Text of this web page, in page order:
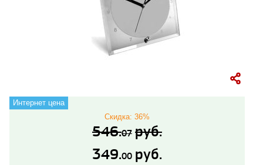
Интернет цена
349.00 руб.
546.07 руб.
Скидка: 36%